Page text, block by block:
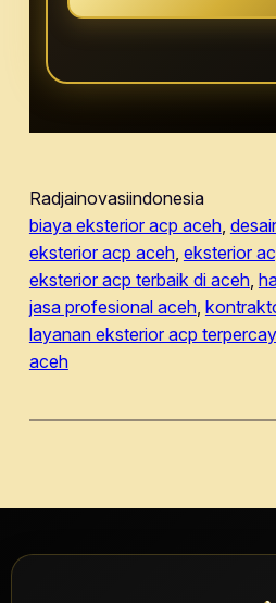
Radjainovasiindonesia
biaya eksterior acp aceh,
eksterior acp aceh, eksterior
eksterior acp terbaik di aceh,
jasa profesional aceh,
layanan eksterior acp
aceh